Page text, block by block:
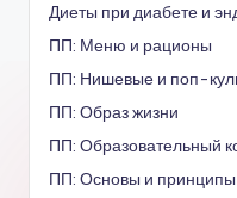
Диеты при диабете и
ПП: Меню и рационы
ПП: Нишевые и поп-
ПП: Образ жизни
ПП: Образовательный
ПП: Основы и принципы